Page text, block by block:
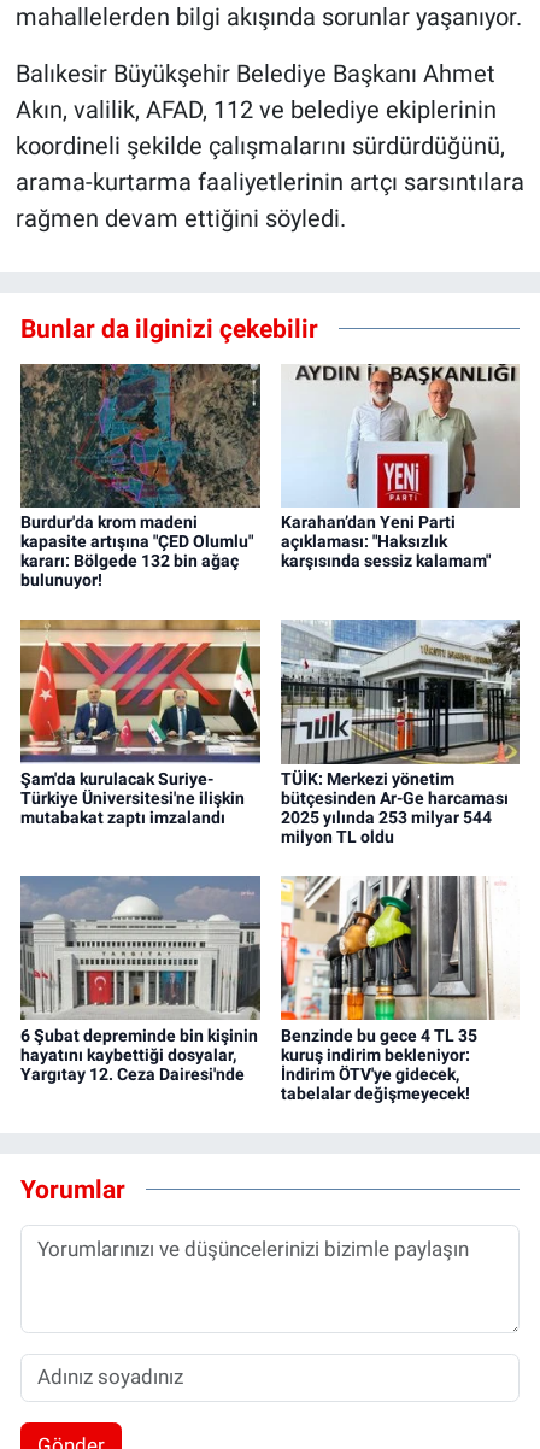
mahallelerden bilgi akışında sorunlar yaşanıyor.
Balıkesir Büyükşehir Belediye Başkanı Ahmet
Akın, valilik, AFAD, 112 ve belediye ekiplerinin
koordineli şekilde çalışmalarını sürdürdüğünü,
arama-kurtarma faaliyetlerinin artçı sarsıntılara
rağmen devam ettiğini söyledi.
Bunlar da ilginizi çekebilir
Burdur'da krom madeni
kapasite artışına "ÇED Olumlu"
kararı: Bölgede 132 bin ağaç
bulunuyor!
Karahan’dan Yeni Parti
açıklaması: "Haksızlık
karşısında sessiz kalamam"
Şam'da kurulacak Suriye-
Türkiye Üniversitesi'ne ilişkin
mutabakat zaptı imzalandı
TÜİK: Merkezi yönetim
bütçesinden Ar-Ge harcaması
2025 yılında 253 milyar 544
milyon TL oldu
6 Şubat depreminde bin kişinin
hayatını kaybettiği dosyalar,
Yargıtay 12. Ceza Dairesi'nde
Benzinde bu gece 4 TL 35
kuruş indirim bekleniyor:
İndirim ÖTV'ye gidecek,
tabelalar değişmeyecek!
Yorumlar